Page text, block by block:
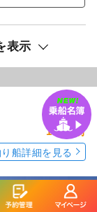
表示
174日前
船詳細を見る